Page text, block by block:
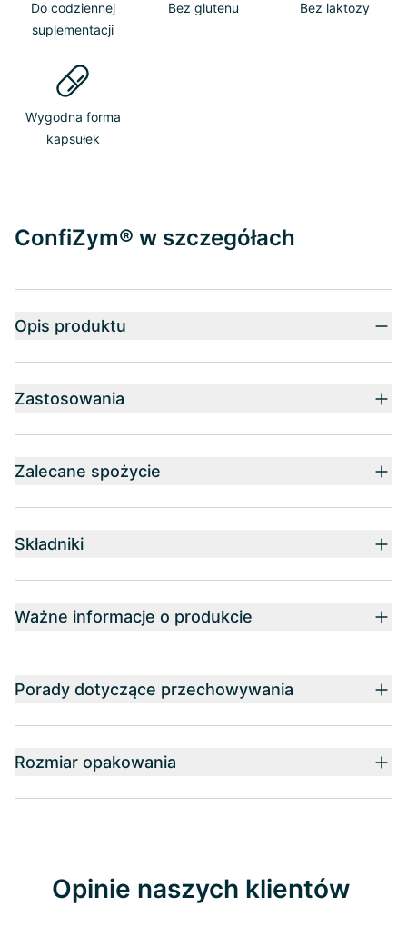
Do codziennej
suplementacji
Bez glutenu Bez laktozy
Wygodna forma
kapsułek
ConfiZym® w szczegółach
Opis produktu
Zastosowania
Zalecane spożycie
Składniki
Ważne informacje o produkcie
Porady dotyczące przechowywania
Rozmiar opakowania
Opinie naszych klientów